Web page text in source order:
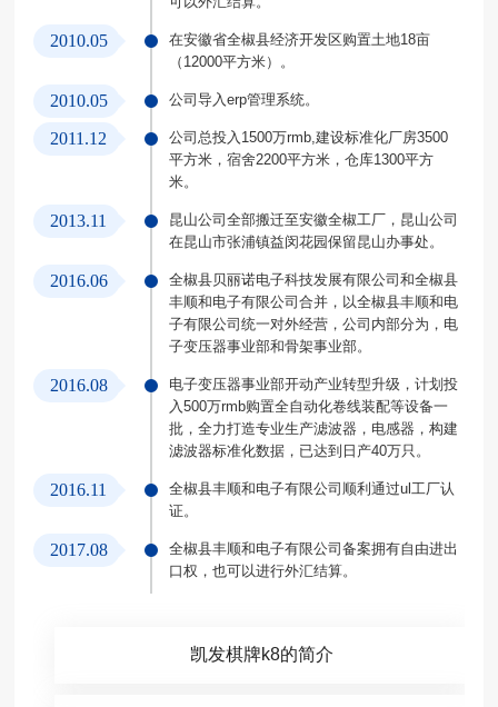
2010.05
在安徽省全椒县经济开发区购置土地18亩
（12000平方米）。
2010.05 公司导入erp管理系统。
2011.12
公司总投入1500万rmb,建设标准化厂房3500
平方米，宿舍2200平方米，仓库1300平方
米。
2013.11
昆山公司全部搬迁至安徽全椒工厂，昆山公司
在昆山市张浦镇益闵花园保留昆山办事处。
2016.06
全椒县贝丽诺电子科技发展有限公司和全椒县
丰顺和电子有限公司合并，以全椒县丰顺和电
子有限公司统一对外经营，公司内部分为，电
子变压器事业部和骨架事业部。
2016.08
电子变压器事业部开动产业转型升级，计划投
入500万rmb购置全自动化卷线装配等设备一
批，全力打造专业生产滤波器，电感器，构建
滤波器标准化数据，已达到日产40万只。
2016.11
全椒县丰顺和电子有限公司顺利通过ul工厂认
证。
2017.08
全椒县丰顺和电子有限公司备案拥有自由进出
口权，也可以进行外汇结算。
凯发棋牌k8的简介